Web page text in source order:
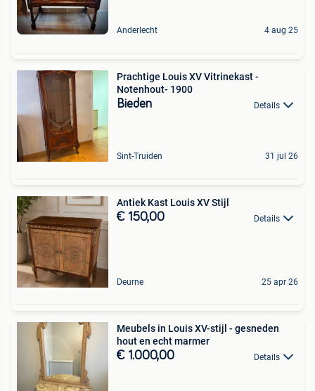
Anderlecht 4 aug 25
Prachtige Louis XV Vitrinekast -
Notenhout- 1900
Bieden Details
Sint-Truiden 31 jul 26
Antiek Kast Louis XV Stijl
€ 150,00 Details
Deurne 25 apr 26
Meubels in Louis XV-stijl - gesneden
hout en echt marmer
€ 1.000,00 Details